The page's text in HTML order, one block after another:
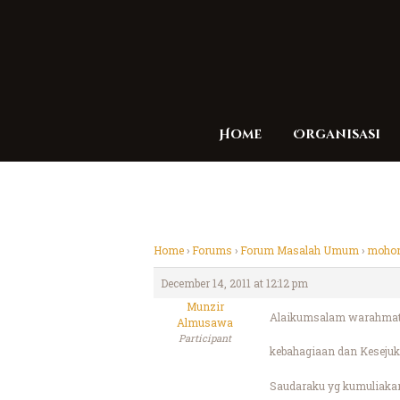
Home Organisasi
Home›Forums ›Forum Masalah Umum ›
December 14, 2011 at 12:12 pm
Munzir
Almusawa
Participant
Alaikumsalam
kebahagiaan dan
Saudaraku yg